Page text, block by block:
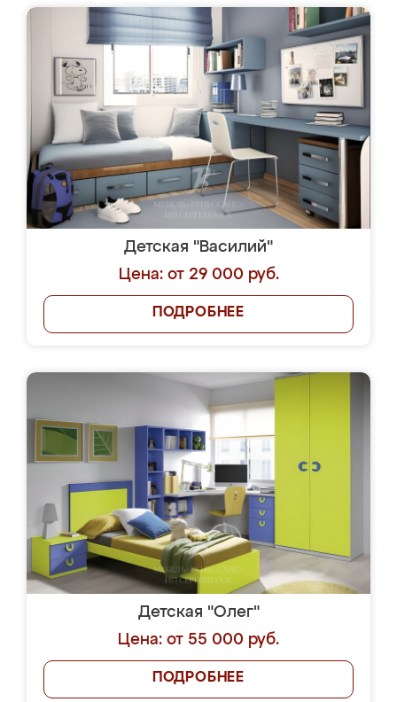
Детская "Василий"
Цена: от 29 000 руб.
ПОДРОБНЕЕ
Детская "Олег"
Цена: от 55 000 руб.
ПОДРОБНЕЕ